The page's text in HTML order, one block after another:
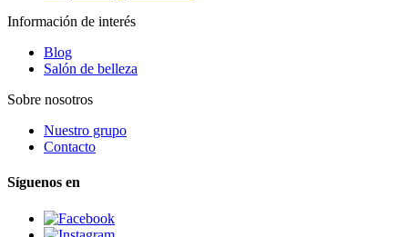
Información de interés
Blog
Salón de belleza
Sobre nosotros
Nuestro grupo
Contacto
Síguenos en